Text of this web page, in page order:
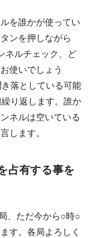
を誰かが使ってい
ンを押しながら
ネルチェック、ど
使いでしょう
落としている可能
り返します。誰か
ネルは空いている
します。
占有する事を
、ただ今から○時○
す。各局よろしく